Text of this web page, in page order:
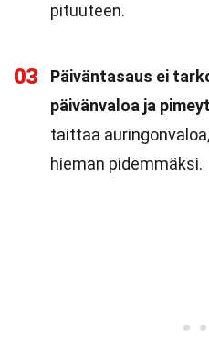
pituuteen.
03
Päiväntasaus ei
päivänvaloa ja
taittaa
hieman pidemmäksi.